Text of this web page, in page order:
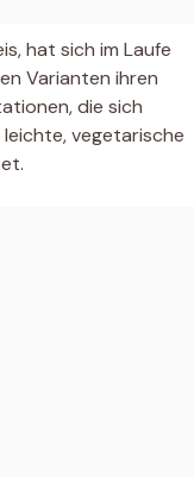
hat sich im Laufe
Varianten ihren
die sich
leichte, vegetarische